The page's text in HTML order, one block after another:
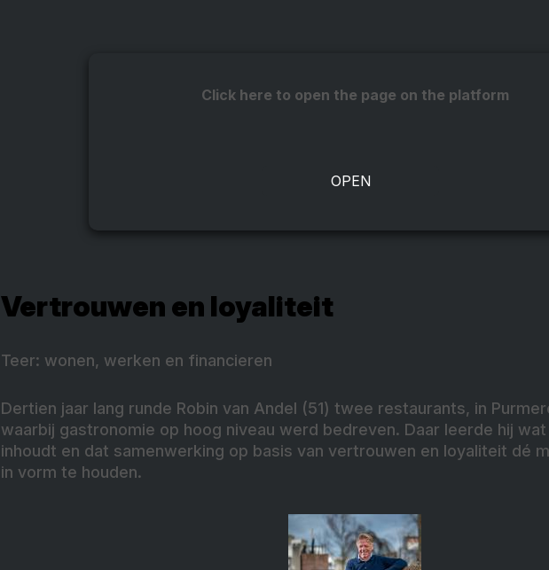
Click here to open the page on the platform
Vertrouwen en loyaliteit
Teer: wonen, werken en financieren
Dertien jaar lang runde Robin van Andel (51) twee restaurants, in
waarbij gastronomie op hoog niveau werd bedreven. Daar leerde hij
inhoudt en dat samenwerking op basis van vertrouwen en loyaliteit dé
in vorm te houden.